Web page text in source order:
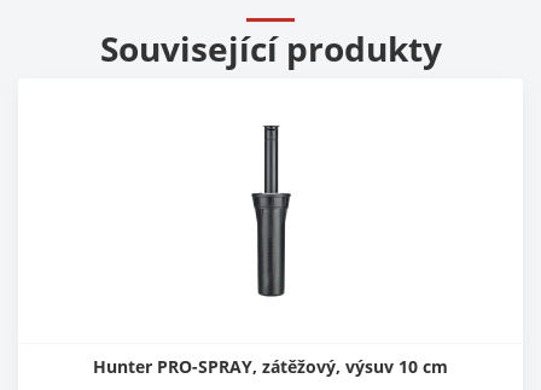
Související produkty
Hunter PRO-SPRAY, zátěžový, výsuv 10 cm